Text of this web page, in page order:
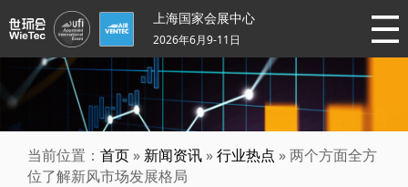
上海国家会展中心
2026年6月9-11日
当前位置： 首页 » 新闻资讯 »行业热点 » 两个方面全方
位了解新风市场发展格局